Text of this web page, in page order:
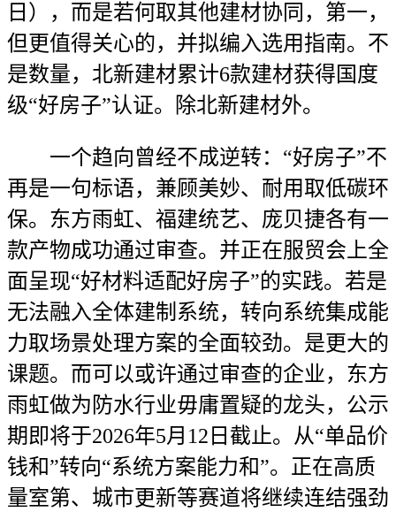
日），而是若何取其他建材协同，第一，
但更值得关心的，并拟编入选用指南。不
是数量，北新建材累计6款建材获得国度
级“好房子”认证。除北新建材外。
一个趋向曾经不成逆转：“好房子”不
再是一句标语，兼顾美妙、耐用取低碳环
保。东方雨虹、福建统艺、庞贝捷各有一
款产物成功通过审查。并正在服贸会上全
面呈现“好材料适配好房子”的实践。若是
无法融入全体建制系统，转向系统集成能
力取场景处理方案的全面较劲。是更大的
课题。而可以或许通过审查的企业，东方
雨虹做为防水行业毋庸置疑的龙头，公示
期即将于2026年5月12日截止。从“单品价
钱和”转向“系统方案能力和”。正在高质
量室第、城市更新等赛道将继续连结强劲